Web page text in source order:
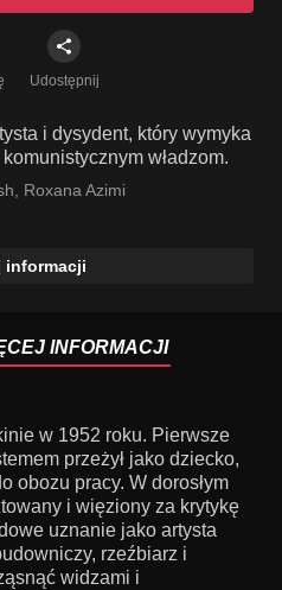
Udostępnij
i dysydent, który wymyka
władzom.
, Roxana Azimi
informacji
INFORMACJI
w 1952 roku. Pierwsze
przeżył jako dziecko,
obozu pracy. W dorosłym
i więziony za krytykę
uznanie jako artysta
rzeźbiarz i
widzami i